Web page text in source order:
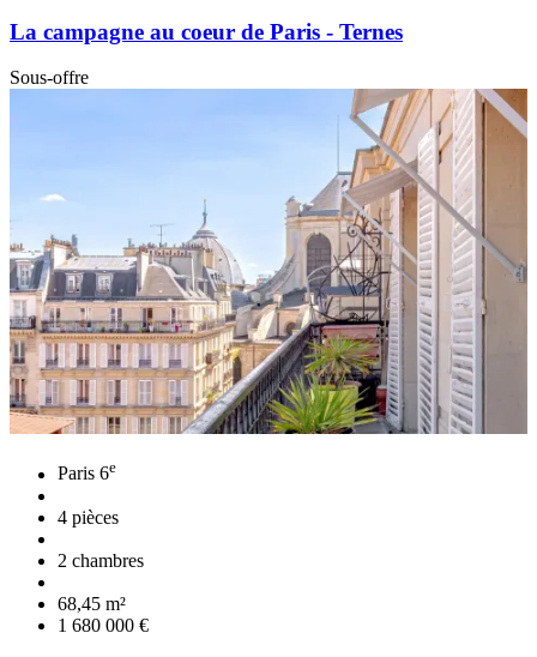
La campagne au coeur de Paris - Ternes
Sous-offre
Paris 6e
4 pièces
2 chambres
68,45 m²
1 680 000 €